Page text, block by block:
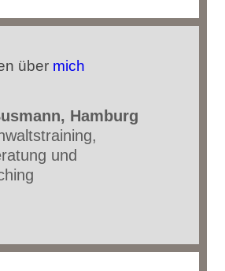
über mich
Hamburg
und